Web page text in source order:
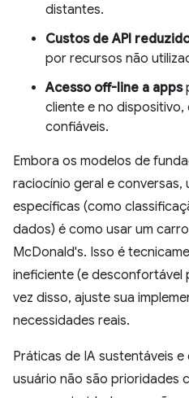
distantes.
Custos de API
por recursos não
Acesso off-line a apps
cliente e no dispositivo,
confiáveis.
Embora os modelos de
raciocínio geral e conversas,
específicas (como
dados) é como usar um
McDonald's. Isso é
ineficiente (e desconfortável
vez disso, ajuste sua
necessidades reais.
Práticas de IA sustentáveis
usuário não são prioridades